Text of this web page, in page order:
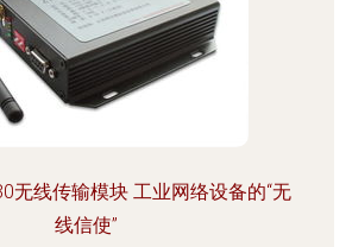
无线传输模块 工业网络设备的“无
线信使”